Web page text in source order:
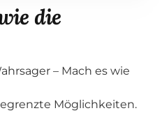
die
– Mach es wie
Möglichkeiten.